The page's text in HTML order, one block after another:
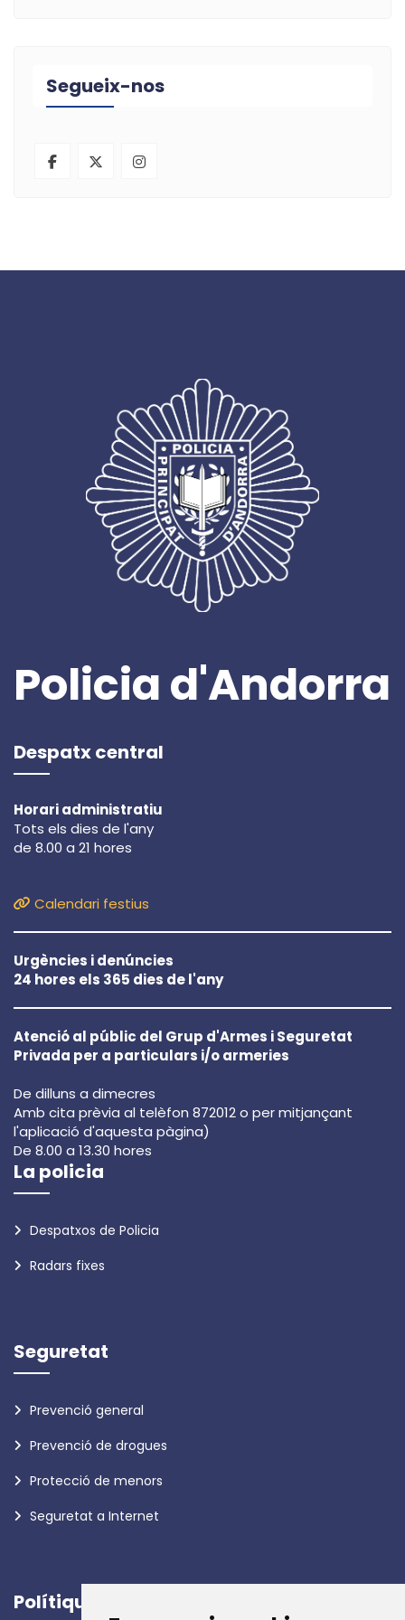
Segueix-nos
Policia d'Andorra
Despatx central
Horari administratiu
Tots els dies de l'any
de 8.00 a 21 hores
Calendari festius
Urgències i denúncies
24 hores els 365 dies de l'any
Atenció al públic del Grup d'Armes i Seguretat
Privada per a particulars i/o armeries
De dilluns a dimecres
Amb cita prèvia al telèfon 872012 o per mitjançant
l'aplicació d'aquesta pàgina)
De 8.00 a 13.30 hores
La policia
Despatxos de Policia
Radars fixes
Seguretat
Prevenció general
Prevenció de drogues
Protecció de menors
Seguretat a Internet
Polítiques